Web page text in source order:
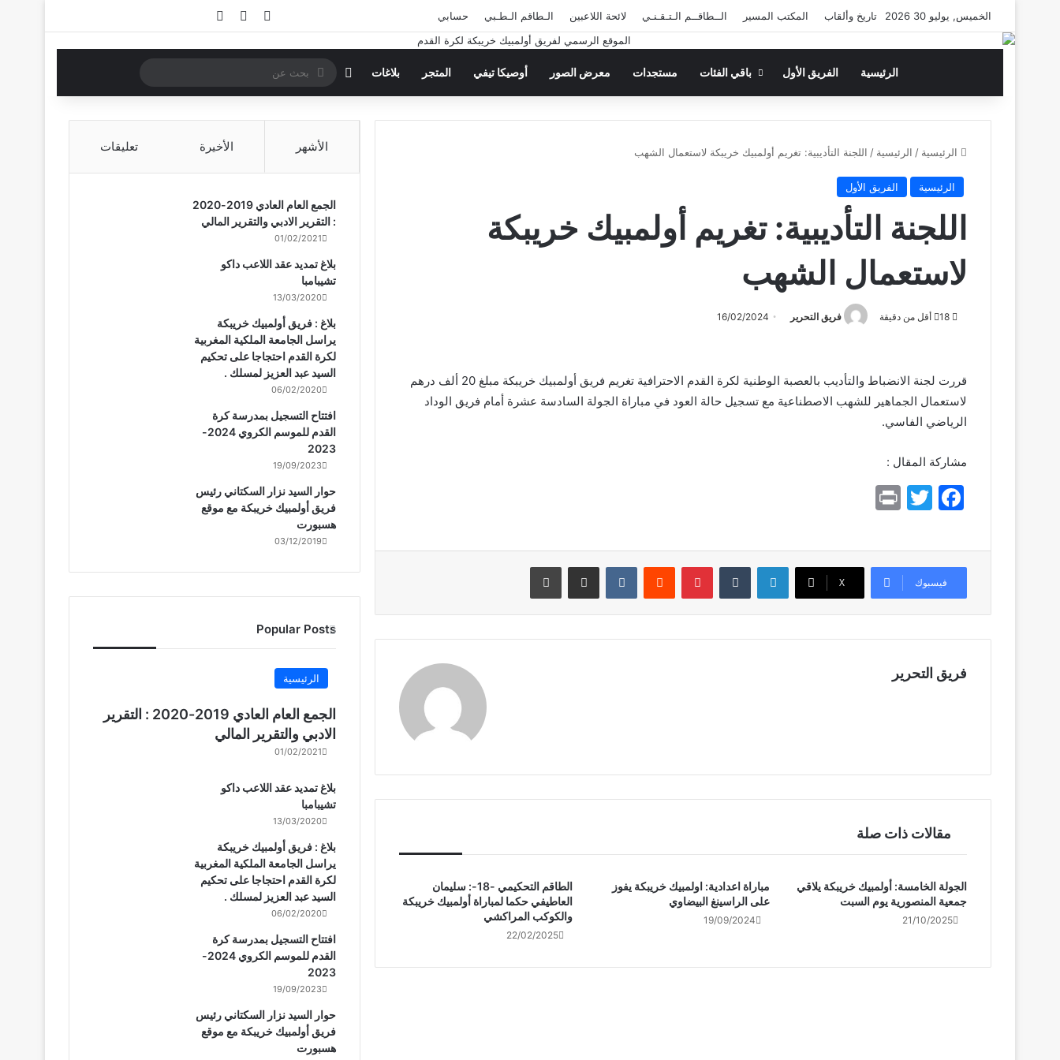
الخميس, يوليو 30 2026 تاريخ وألقاب المكتب المسير الــطاقــم الـتـقـنـي لائحة اللاعبين الـطاقم الـطـبي حسابي تسجيل الدخول
مقال عشوائي
الرئيسية الفريق الأول باقي الفئات مستجدات معرض الصور أوصيكا تيفي المتجر بلاغات الوضع المظلم
بحث
عن
الرئيسية / الرئيسية / اللجنة التأديبية: تغريم أولمبيك خريبكة لاستعمال الشهب
الرئيسية الفريق الأول
اللجنة التأديبية: تغريم أولمبيك خريبكة
لاستعمال الشهب
فريق التحرير 16/02/2024 أقل من دقيقة
قررت لجنة الانضباط والتأديب بالعصبة الوطنية لكرة القدم الاحترافية تغريم فريق أولمبيك خريبكة مبلغ 20 ألف درهم
لاستعمال الجماهير للشهب الاصطناعية مع تسجيل حالة العود في مباراة الجولة السادسة عشرة أمام فريق الوداد
الرياضي الفاسي.
مشاركة المقال :
F
c
e
b
o
o
k
T
itt
er
t
فيسبوك X
لينكدإن بينتيريست مشاركة عبر البريد طباعة
فريق التحرير
مقالات ذات صلة
الطاقم التحكيمي -18-: سليمان
العاطيفي حكما لمباراة أولمبيك خريبكة
والكوكب المراكشي
22/02/2025
مباراة اعدادية: اولمبيك خريبكة يفوز
على الراسينغ البيضاوي
19/09/2024
الجولة الخامسة: أولمبيك خريبكة يلاقي
جمعية المنصورية يوم السبت
21/10/2025
الأشهر الأخيرة تعليقات
الجمع العام العادي 2019-2020
: التقرير الادبي والتقرير المالي
01/02/2021
بلاغ تمديد عقد اللاعب داكو
تشيبامبا
13/03/2020
بلاغ : فريق أولمبيك خريبكة
يراسل الجامعة الملكية المغربية
لكرة القدم احتجاجا على تحكيم
السيد عبد العزيز لمسلك .
06/02/2020
افتتاح التسجيل بمدرسة كرة
القدم للموسم الكروي 2024-
2023
19/09/2023
حوار السيد نزار السكتاني رئيس
فريق أولمبيك خريبكة مع موقع
هسبورت
03/12/2019
Popular Posts
الرئيسية
الجمع العام العادي 2019-2020 : التقرير
الادبي والتقرير المالي
01/02/2021
بلاغ تمديد عقد اللاعب داكو
تشيبامبا
13/03/2020
بلاغ : فريق أولمبيك خريبكة
يراسل الجامعة الملكية المغربية
لكرة القدم احتجاجا على تحكيم
السيد عبد العزيز لمسلك .
06/02/2020
افتتاح التسجيل بمدرسة كرة
القدم للموسم الكروي 2024-
2023
19/09/2023
حوار السيد نزار السكتاني رئيس
فريق أولمبيك خريبكة مع موقع
هسبورت